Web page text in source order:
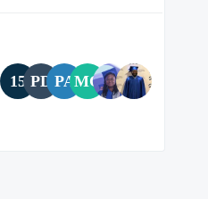
MC
PA
PD
15